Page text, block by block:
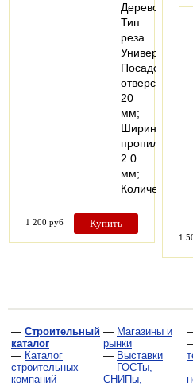
Дерево;
Тип
реза
Посадочное
отверстие
20
мм;
Ширина
пропила
2.0
мм;
Количество…
1 200 руб Купить
1
— Строительный
каталог
— Каталог
строительных
компаний
— Магазины и
рынки
— Выставки
— ГОСТы,
СНИПы,